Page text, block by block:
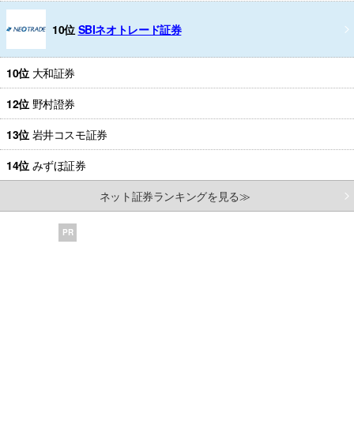
10位 SBIネオトレード証券
10位 大和証券
12位 野村證券
13位 岩井コスモ証券
14位 みずほ証券
ネット証券ランキングを見る≫
PR